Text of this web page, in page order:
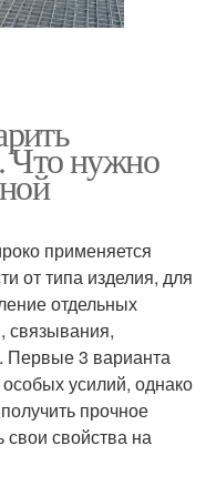
Что нужно
применяется
от типа изделия, для
отдельных
связывания,
Первые 3 варианта
усилий, однако
прочное
свои свойства на